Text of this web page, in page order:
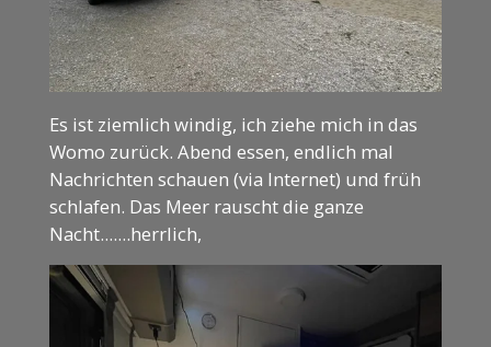
Es ist ziemlich windig, ich ziehe mich in das
Womo zurück. Abend essen, endlich mal
Nachrichten schauen (via Internet) und früh
schlafen. Das Meer rauscht die ganze
Nacht.......herrlich,